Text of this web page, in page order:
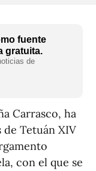
fuente
gratuita.
de
Carrasco, ha
de Tetuán XIV
con el que se